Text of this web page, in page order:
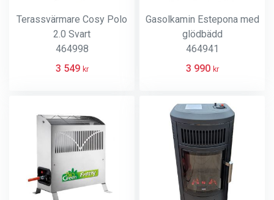
Terassvärmare Cosy Polo
2.0 Svart
464998
3 549 kr
Gasolkamin Estepona med
glödbädd
464941
3 990 kr